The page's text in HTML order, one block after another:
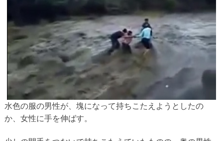
水色の服の男性が、塊になって持ちこたえようとしたの
か、女性に手を伸ばす。